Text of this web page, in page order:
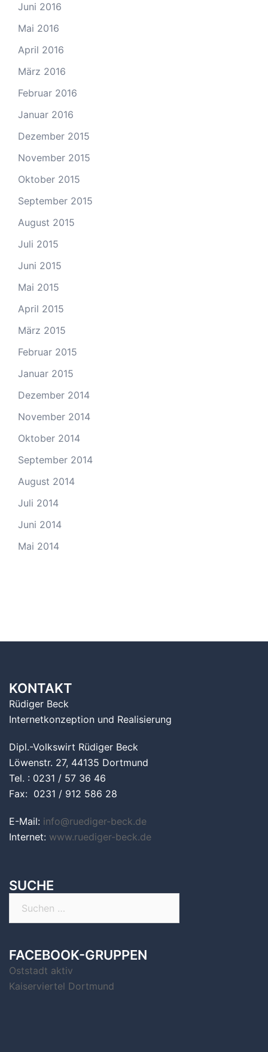
Juni 2016
Mai 2016
April 2016
März 2016
Februar 2016
Januar 2016
Dezember 2015
November 2015
Oktober 2015
September 2015
August 2015
Juli 2015
Juni 2015
Mai 2015
April 2015
März 2015
Februar 2015
Januar 2015
Dezember 2014
November 2014
Oktober 2014
September 2014
August 2014
Juli 2014
Juni 2014
Mai 2014
KONTAKT
Rüdiger Beck
Internetkonzeption und Realisierung
Dipl.-Volkswirt Rüdiger Beck
Löwenstr. 27, 44135 Dortmund
Tel. : 0231 / 57 36 46
Fax: 0231 / 912 586 28
E-Mail: info@ruediger-beck.de
Internet: www.ruediger-beck.de
SUCHE
FACEBOOK-GRUPPEN
Oststadt aktiv
Kaiserviertel Dortmund